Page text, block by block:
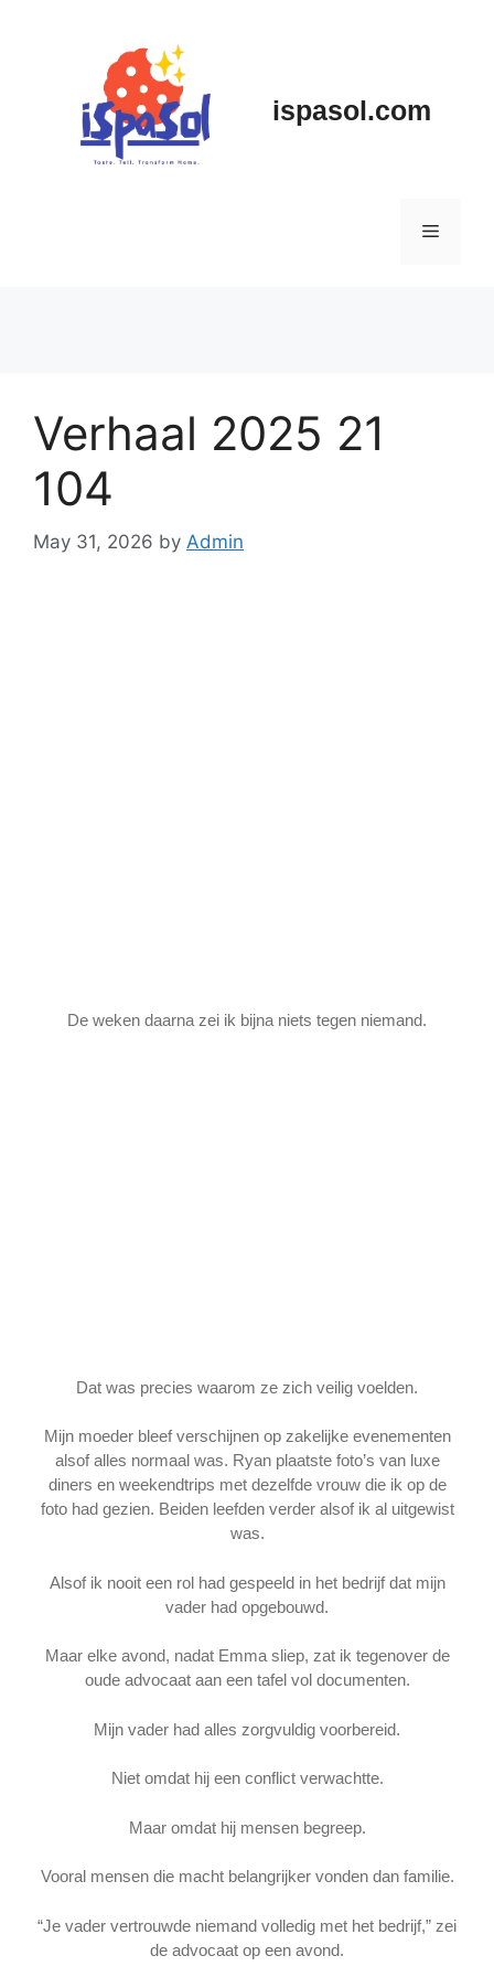
ispasol.com
Menu
Verhaal 2025 21
104
May 31, 2026 by Admin
De weken daarna zei ik bijna niets tegen niemand.
Dat was precies waarom ze zich veilig voelden.
Mijn moeder bleef verschijnen op zakelijke evenementen
alsof alles normaal was. Ryan plaatste foto’s van luxe
diners en weekendtrips met dezelfde vrouw die ik op de
foto had gezien. Beiden leefden verder alsof ik al uitgewist
was.
Alsof ik nooit een rol had gespeeld in het bedrijf dat mijn
vader had opgebouwd.
Maar elke avond, nadat Emma sliep, zat ik tegenover de
oude advocaat aan een tafel vol documenten.
Mijn vader had alles zorgvuldig voorbereid.
Niet omdat hij een conflict verwachtte.
Maar omdat hij mensen begreep.
Vooral mensen die macht belangrijker vonden dan familie.
“Je vader vertrouwde niemand volledig met het bedrijf,” zei
de advocaat op een avond.